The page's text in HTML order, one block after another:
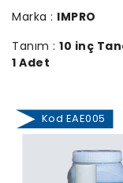
Marka : IMPRO
Tanım : 10 inç
1 Adet
Kod EAE005